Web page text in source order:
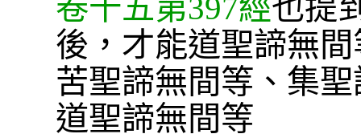
卷十五第397經也提
後，才能道聖諦無
苦聖諦無間等、集
道聖諦無間等